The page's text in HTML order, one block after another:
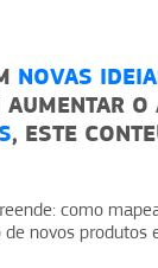
NOVAS
O
, ESTE
como
novos produtos
Método
organizar